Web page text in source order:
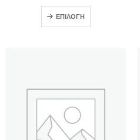
ΕΠΙΛΟΓΉ
0 out of 5
20,00€ 13,00